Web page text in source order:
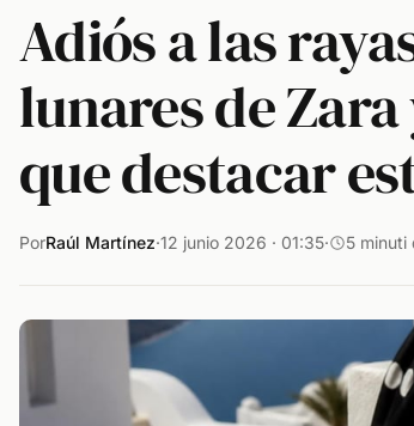
Adiós a las
lunares de
que destacar
PorRaúl Martínez·12 junio 2026 · 01:35· 5 minuti